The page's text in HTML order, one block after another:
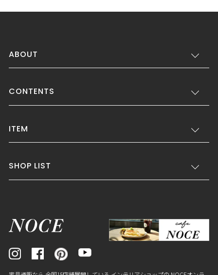
ABOUT
CONTENTS
ITEM
SHOP LIST